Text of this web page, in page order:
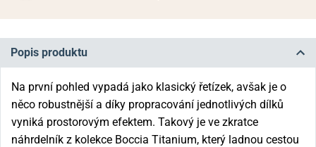
Popis produktu
Na první pohled vypadá jako klasický řetízek, avšak je o
něco robustnější a díky propracování jednotlivých dílků
vyniká prostorovým efektem. Takový je ve zkratce
náhrdelník z kolekce Boccia Titanium, který ladnou cestou